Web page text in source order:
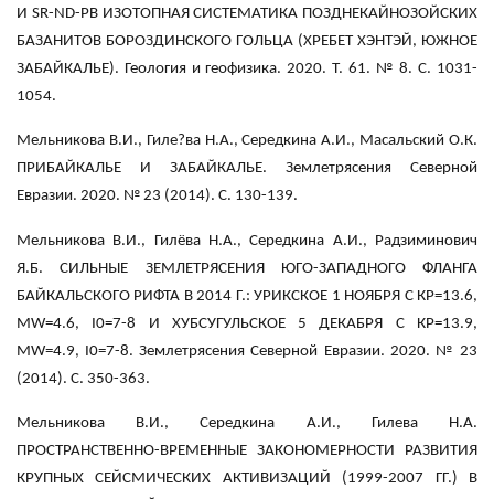
И SR-ND-PB ИЗОТОПНАЯ СИСТЕМАТИКА ПОЗДНЕКАЙНОЗОЙСКИХ
БАЗАНИТОВ БОРОЗДИНСКОГО ГОЛЬЦА (ХРЕБЕТ ХЭНТЭЙ, ЮЖНОЕ
ЗАБАЙКАЛЬЕ). Геология и геофизика. 2020. Т. 61. № 8. С. 1031-
1054.
Мельникова В.И., Гиле?ва Н.А., Середкина А.И., Масальский О.К.
ПРИБАЙКАЛЬЕ И ЗАБАЙКАЛЬЕ. Землетрясения Северной
Евразии. 2020. № 23 (2014). С. 130-139.
Мельникова В.И., Гилёва Н.А., Середкина А.И., Радзиминович
Я.Б. СИЛЬНЫЕ ЗЕМЛЕТРЯСЕНИЯ ЮГО-ЗАПАДНОГО ФЛАНГА
БАЙКАЛЬСКОГО РИФТА В 2014 Г.: УРИКСКОЕ 1 НОЯБРЯ С КР=13.6,
MW=4.6, I0=7-8 И ХУБСУГУЛЬСКОЕ 5 ДЕКАБРЯ С КР=13.9,
MW=4.9, I0=7-8. Землетрясения Северной Евразии. 2020. № 23
(2014). С. 350-363.
Мельникова В.И., Середкина А.И., Гилева Н.А.
ПРОСТРАНСТВЕННО-ВРЕМЕННЫЕ ЗАКОНОМЕРНОСТИ РАЗВИТИЯ
КРУПНЫХ СЕЙСМИЧЕСКИХ АКТИВИЗАЦИЙ (1999-2007 ГГ.) В